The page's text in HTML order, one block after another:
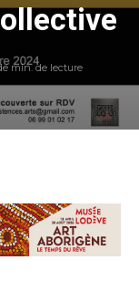
min. de lecture